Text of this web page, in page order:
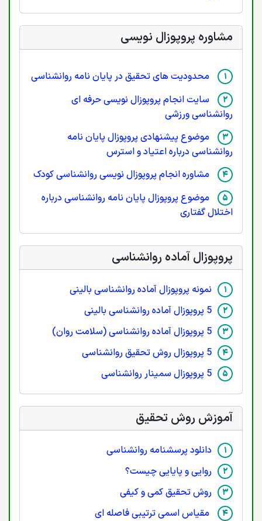
مشاوره پروپوزال نویسی
محدودیت های تحقیق در پایان نامه روانشناسی
سایت انجام پروپوزال نویسی حرفه ای
روانشناسی ورزشی
موضوع پیشنهادی پروپوزال پایان نامه
روانشناسی درباره اعتیاد و استرس
مشاوره انجام پروپوزال نویسی روانشناسی کودک
موضوع پروپوزال پایان نامه روانشناسی درباره
اختلال گفتاری
پروپوزال آماده روانشناسی
نمونه پروپوزال آماده روانشناسی بالینی
5 پروپوزال آماده روانشناسی بالینی
5 پروپوزال آماده روانشناسی (سلامت روان)
5 پروپوزال روش تحقیق روانشناسی
5 پروپوزال سمینار روانشناسی
آموزش روش تحقیق
دانلود پرسشنامه روانشناسی
روایی و پایایی چیست؟
روش تحقیق کمی و کیفی
مقیاس اسمی ترتیبی فاصله ای